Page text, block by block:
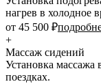
нагрев в холодное
от 45 500 ₽
+
Массаж сидений
Установка массажа
поездках.